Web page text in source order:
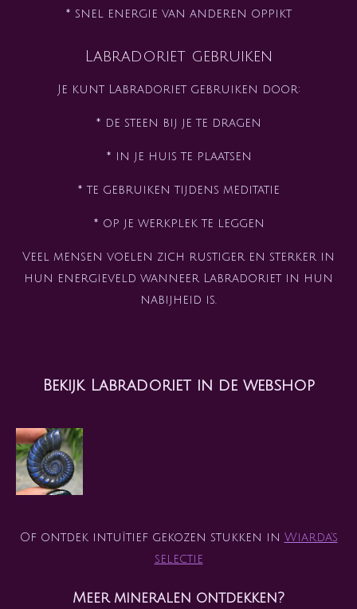
* snel energie van anderen oppikt
Labradoriet gebruiken
Je kunt Labradoriet gebruiken door:
* de steen bij je te dragen
* in je huis te plaatsen
* te gebruiken tijdens meditatie
* op je werkplek te leggen
Veel mensen voelen zich rustiger en sterker in
hun energieveld wanneer Labradoriet in hun
nabijheid is.
Bekijk Labradoriet in de webshop
Of ontdek intuïtief gekozen stukken in Wiarda’s
selectie
Meer mineralen ontdekken?